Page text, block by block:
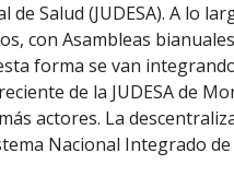
de Salud (JUDESA). A lo
con Asambleas
forma se van
de la JUDESA de
actores. La
Nacional Integrado de